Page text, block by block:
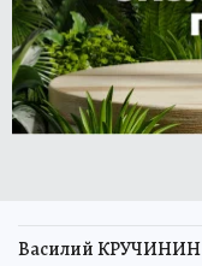
Василий КРУЧИНИН